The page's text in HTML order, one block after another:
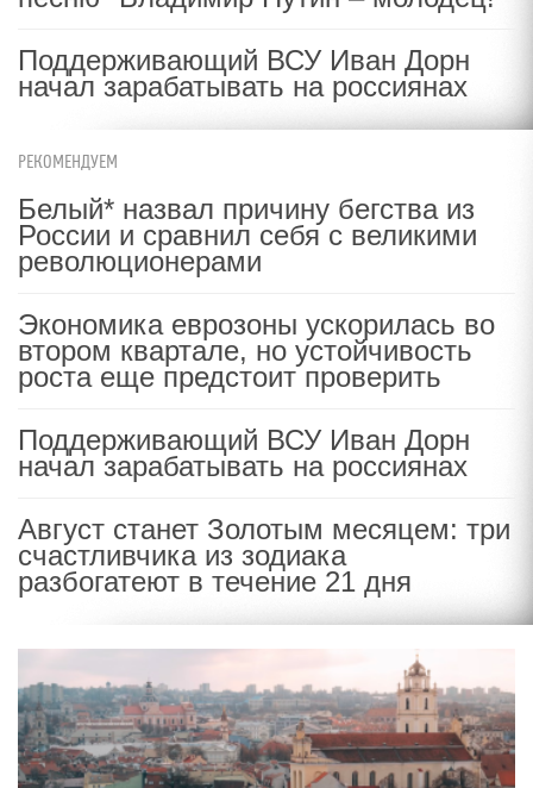
Поддерживающий ВСУ Иван Дорн
начал зарабатывать на россиянах
РЕКОМЕНДУЕМ
Белый* назвал причину бегства из
России и сравнил себя с великими
революционерами
Экономика еврозоны ускорилась во
втором квартале, но устойчивость
роста еще предстоит проверить
Поддерживающий ВСУ Иван Дорн
начал зарабатывать на россиянах
Август станет Золотым месяцем: три
счастливчика из зодиака
разбогатеют в течение 21 дня